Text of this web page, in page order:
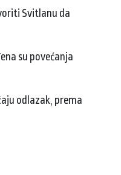
Svitlanu da
su povećanja
odlazak, prema